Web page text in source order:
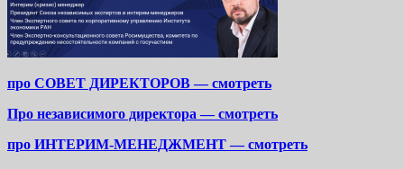
про СОВЕТ ДИРЕКТОРОВ — смотреть
Про независимого директора — смотреть
про ИНТЕРИМ-МЕНЕДЖМЕНТ — смотреть